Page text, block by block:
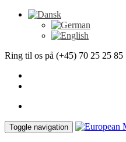
Ring til os på (+45) 70 25 25 85
Toggle navigation